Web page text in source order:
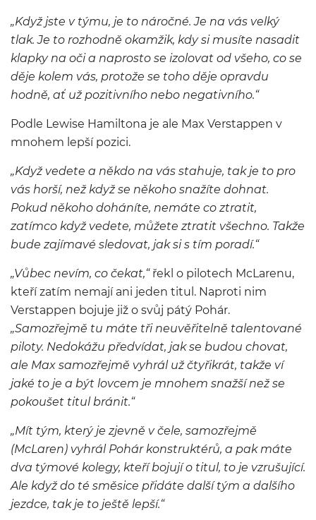
„Když jste v týmu, je to náročné. Je na vás velký
tlak. Je to rozhodně okamžik, kdy si musíte nasadit
klapky na oči a naprosto se izolovat od všeho, co se
děje kolem vás, protože se toho děje opravdu
hodně, ať už pozitivního nebo negativního.“
Podle Lewise Hamiltona je ale Max Verstappen v
mnohem lepší pozici.
„Když vedete a někdo na vás stahuje, tak je to pro
vás horší, než když se někoho snažíte dohnat.
Pokud někoho doháníte, nemáte co ztratit,
zatímco když vedete, můžete ztratit všechno. Takže
bude zajímavé sledovat, jak si s tím poradí.“
„Vůbec nevím, co čekat,“řekl o pilotech McLarenu,
kteří zatím nemají ani jeden titul. Naproti nim
Verstappen bojuje již o svůj pátý Pohár.
„Samozřejmě tu máte tři neuvěřitelně talentované
piloty. Nedokážu předvídat, jak se budou chovat,
ale Max samozřejmě vyhrál už čtyřikrát, takže ví
jaké to je a být lovcem je mnohem snažší než se
pokoušet titul bránit.“
„Mít tým, který je zjevně v čele, samozřejmě
(McLaren) vyhrál Pohár konstruktérů, a pak máte
dva týmové kolegy, kteří bojují o titul, to je vzrušující.
Ale když do té směsice přidáte další tým a dalšího
jezdce, tak je to ještě lepší.“